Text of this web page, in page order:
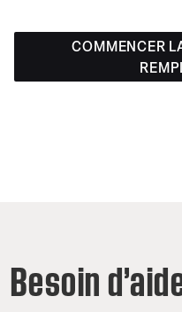
COMMENCER
Besoin